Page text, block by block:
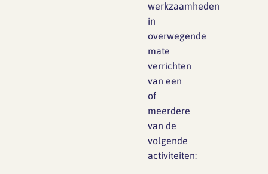
werkzaamheden
in
overwegende
mate
verrichten
van een
of
meerdere
van de
volgende
activiteiten: